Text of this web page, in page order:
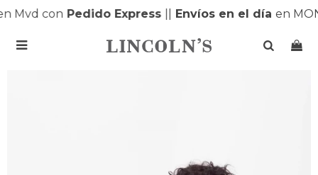
conPedido Express||Envíos en el díaen
